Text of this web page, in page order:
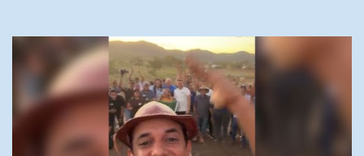
públicos que participam dos encontros. Em duas oportunidades, a
lobista esteve no Palácio do Planalto e no gabinete do ministro do
Desenvolvimento Social, Wellington Dias, acompanhada do então
sócio de Lulinha. Os encontros não foram registrados nas agendas
oficiais. Fábio Luís é alvo de inquérito aberto nesta quinta-feira,
30, a pedido da PF, que apura se ele utilizou a influência do pai